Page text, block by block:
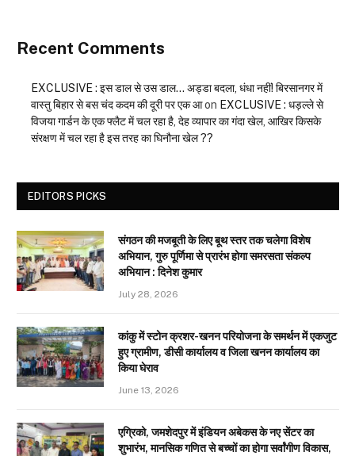
Recent Comments
EXCLUSIVE : इस डाल से उस डाल… अड्डा बदला, धंधा नहीं! बिरसानगर में
वास्तु बिहार से बस चंद कदम की दूरी पर एक आon EXCLUSIVE : धड़ल्ले से
विजया गार्डन के एक फ्लैट में चल रहा है, देह व्यापार का गंदा खेल, आखिर किसके
संरक्षण में चल रहा है इस तरह का घिनौना खेल ??
EDITORS PICKS
संगठन की मजबूती के लिए बूथ स्तर तक चलेगा विशेष
अभियान, गुरु पूर्णिमा से प्रारंभ होगा समरसता संकल्प
अभियान : दिनेश कुमार
July 28, 2026
कांकु में स्टोन क्रशर-खनन परियोजना के समर्थन में एकजुट
हुए ग्रामीण, डीसी कार्यालय व जिला खनन कार्यालय का
किया घेराव
June 13, 2026
एग्रिको, जमशेदपुर में इंडियन अबेकस के नए सेंटर का
शुभारंभ, मानसिक गणित से बच्चों का होगा सर्वांगीण विकास,